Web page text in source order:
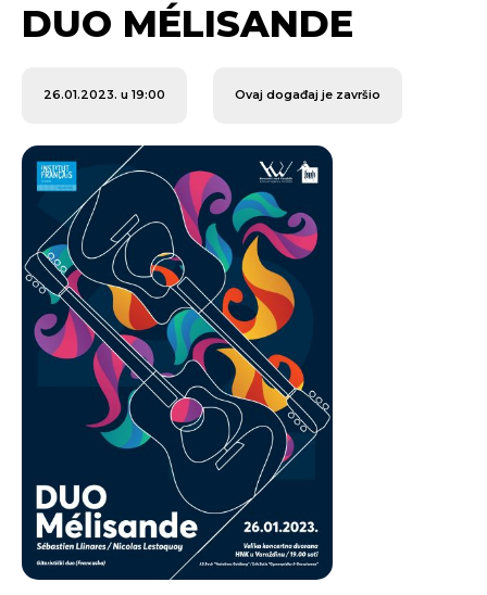
DUO MÉLISANDE
26.01.2023. u 19:00 Ovaj događaj je završio